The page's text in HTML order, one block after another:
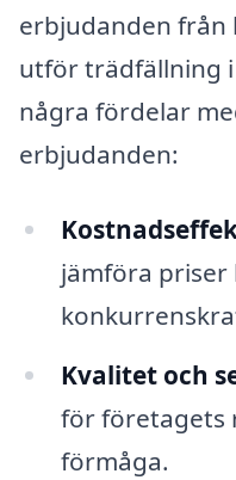
erbjudanden från
utför trädfällning
några fördelar
erbjudanden:
jämföra priser
Kvalitet och
för företagets
förmåga.